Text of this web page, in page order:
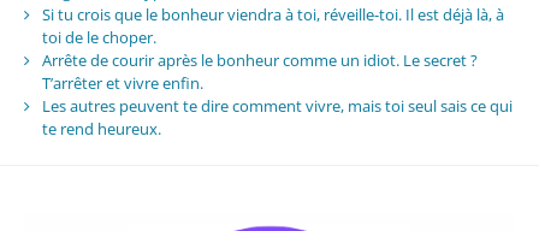
Si tu crois que le bonheur viendra à toi, réveille-toi. Il est déjà là, à
toi de le choper.
Arrête de courir après le bonheur comme un idiot. Le secret ?
T’arrêter et vivre enfin.
Les autres peuvent te dire comment vivre, mais toi seul sais ce qui
te rend heureux.